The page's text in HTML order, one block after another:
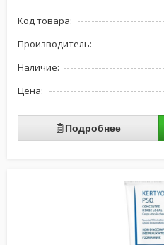
Код товара:
Производитель:
Наличие:
Цена:
Подробнее